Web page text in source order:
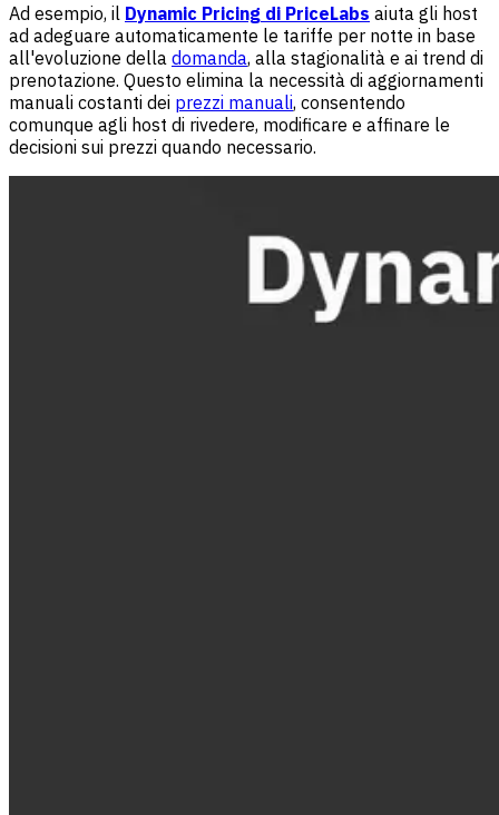
Ad esempio, il Dynamic Pricing di PriceLabs aiuta gli host
ad adeguare automaticamente le tariffe per notte in base
all'evoluzione della domanda, alla stagionalità e ai trend di
prenotazione. Questo elimina la necessità di aggiornamenti
manuali costanti dei prezzi manuali, consentendo
comunque agli host di rivedere, modificare e affinare le
decisioni sui prezzi quando necessario.